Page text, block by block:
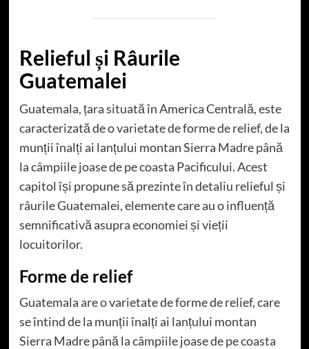
Relieful și Râurile
Guatemalei
Guatemala, țara situată în America Centrală, este
caracterizată de o varietate de forme de relief, de la
munții înalți ai lanțului montan Sierra Madre până
la câmpiile joase de pe coasta Pacificului. Acest
capitol își propune să prezinte în detaliu relieful și
râurile Guatemalei, elemente care au o influență
semnificativă asupra economiei și vieții
locuitorilor.
Forme de relief
Guatemala are o varietate de forme de relief, care
se întind de la munții înalți ai lanțului montan
Sierra Madre până la câmpiile joase de pe coasta